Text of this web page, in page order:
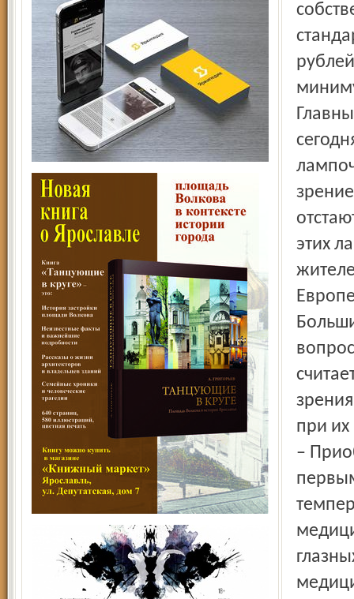
этих
при их
–